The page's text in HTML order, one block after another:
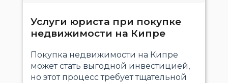
Услуги юриста при покупке
недвижимости на Кипре
Покупка недвижимости на Кипре
может стать выгодной инвестицией,
но этот процесс требует тщательной